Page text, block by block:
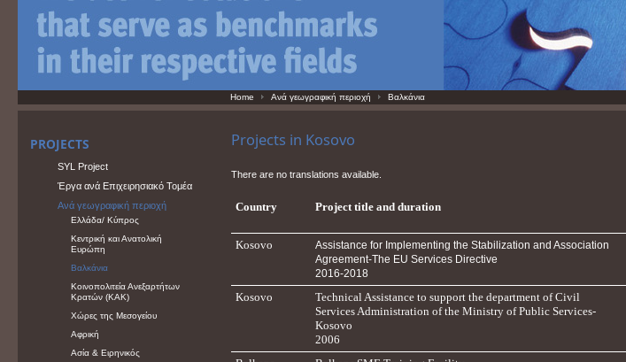
Home Ανά γεωγραφική περιοχή Βαλκάνια
Projects in Kosovo
There are no translations available.
Country Project title and duration
Kosovo
Assistance for Implementing the Stabilization and Association
Agreement-The EU Services Directive
2016-2018
Kosovo
Technical Assistance to support the department of Civil
Services Administration of the Ministry of Public Services-
Kosovo
2006
PROJECTS
SYL Project
Έργα ανά Επιχειρησιακό Τομέα
Ανά γεωγραφική περιοχή
Ελλάδα/ Κύπρος
Κεντρική και Ανατολική
Ευρώπη
Βαλκάνια
Κοινοπολιτεία Ανεξαρτήτων
Κρατών (ΚΑΚ)
Χώρες της Μεσογείου
Αφρική
Ασία & Ειρηνικός